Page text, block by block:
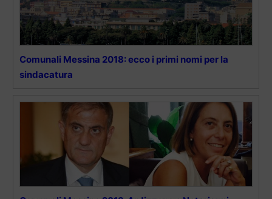
Comunali Messina 2018: ecco i primi nomi per la
sindacatura